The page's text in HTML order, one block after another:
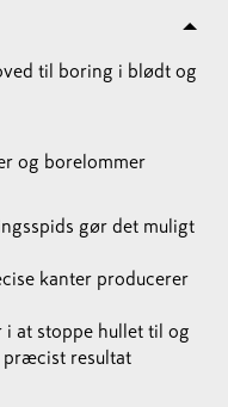
til boring i blødt og
og borelommer
gør det muligt
kanter producerer
at stoppe hullet til og
præcist resultat